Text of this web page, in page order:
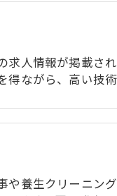
求人情報が掲載さ
得ながら、高い技
や養生クリーニン